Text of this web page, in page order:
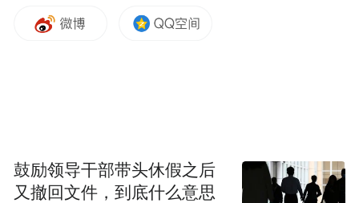
鼓励领导干部带头休假之后
又撤回文件，到底什么意思